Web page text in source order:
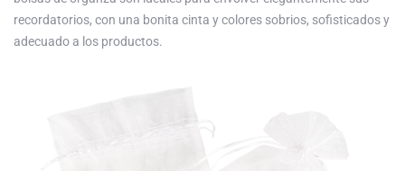
recordatorios, con una bonita cinta y colores sobrios, sofisticados y
adecuado a los productos.